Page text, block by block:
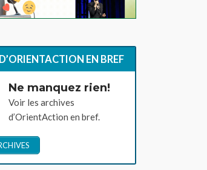
EN BREF
Ne manquez rien!
Voir les archives
d’OrientAction en bref.